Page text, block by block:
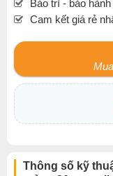
Bảo trì - bảo
Cam kết giá rẻ
Thông số kỹ